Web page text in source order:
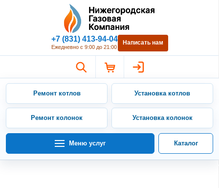
Нижегородская Газовая
+7 (831) 413-94-04
Ежедневно с 9:00 до 21:00
Написать нам
Ремонт котлов Установка котлов
Ремонт колонок Установка колонок
Меню услуг Каталог